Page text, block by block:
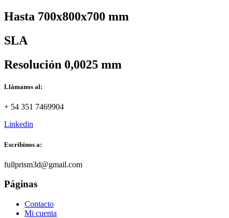
Hasta 700x800x700 mm
SLA
Resolución 0,0025 mm
Llámanos al:
+ 54 351 7469904
Linkedin
Escribinos a:
fullprism3d@gmail.com
Páginas
Contacto
Mi cuenta